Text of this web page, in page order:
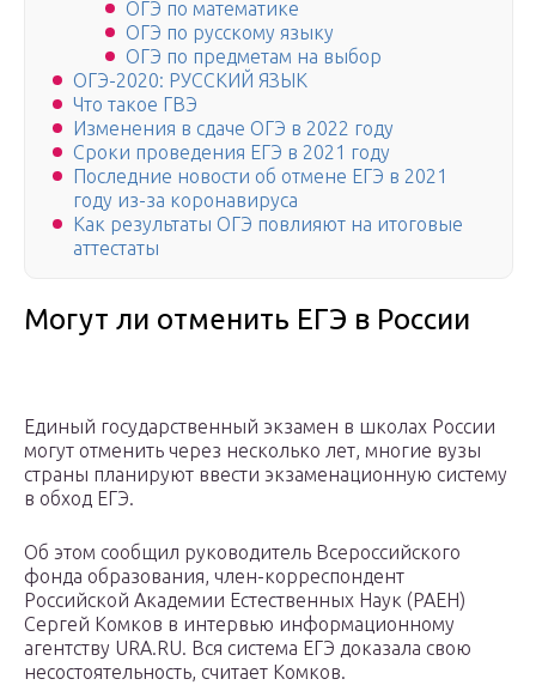
ОГЭ по математике
ОГЭ по русскому языку
ОГЭ по предметам на выбор
ОГЭ-2020: РУССКИЙ ЯЗЫК
Что такое ГВЭ
Изменения в сдаче ОГЭ в 2022 году
Сроки проведения ЕГЭ в 2021 году
Последние новости об отмене ЕГЭ в 2021
году из-за коронавируса
Как результаты ОГЭ повлияют на итоговые
аттестаты
Могут ли отменить ЕГЭ в России
Единый государственный экзамен в школах России
могут отменить через несколько лет, многие вузы
страны планируют ввести экзаменационную систему
в обход ЕГЭ.
Об этом сообщил руководитель Всероссийского
фонда образования, член-корреспондент
Российской Академии Естественных Наук (РАЕН)
Сергей Комков в интервью информационному
агентству URA.RU. Вся система ЕГЭ доказала свою
несостоятельность, считает Комков.